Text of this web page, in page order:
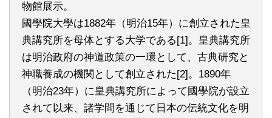
物館展示。
國學院大學は1882年（明治15年）に創立された皇
典講究所を母体とする大学である[1]。皇典講究所
は明治政府の神道政策の一環として、古典研究と
神職養成の機関として創立された[2]。1890年
（明治23年）に皇典講究所によって國學院が設立
されて以来、諸学問を通じて日本の伝統文化を明